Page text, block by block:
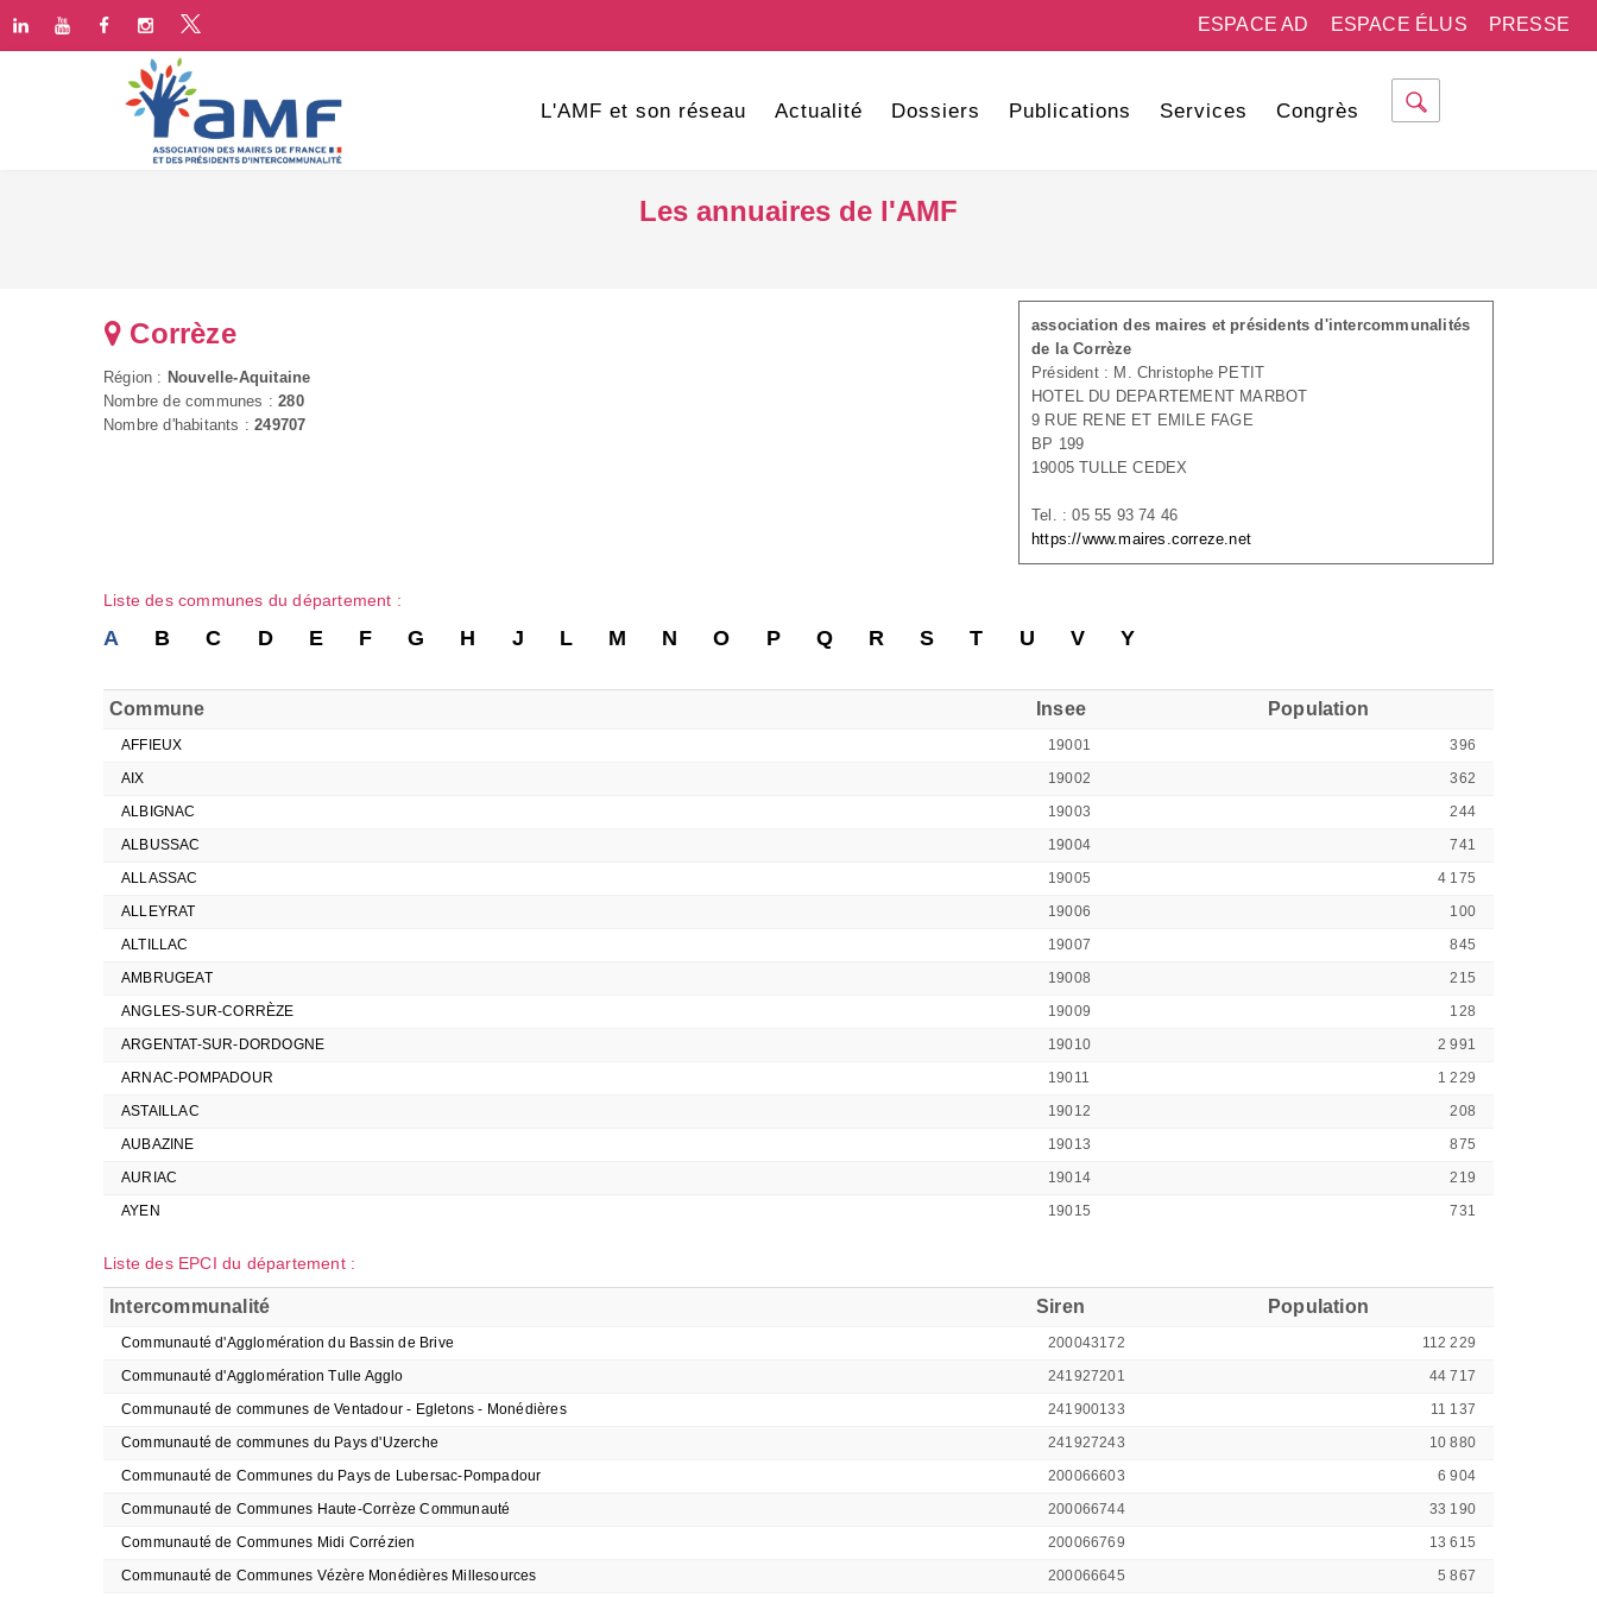
PRESSE
ESPACE ÉLUS
ESPACE AD
L'AMF et son réseau Actualité Dossiers Publications Services Congrès
Les annuaires de l'AMF
association des maires et présidents d'intercommunalités
de la Corrèze
Président : M. Christophe PETIT
HOTEL DU DEPARTEMENT MARBOT
9 RUE RENE ET EMILE FAGE
BP 199
19005 TULLE CEDEX
Tel. : 05 55 93 74 46
https://www.maires.correze.net
Corrèze
Région : Nouvelle-Aquitaine
Nombre de communes :280
Nombre d'habitants :249707
Liste des communes du département :
A B C D E F G H J L M N O P Q R S T U V Y
Commune Insee Population
AFFIEUX 19001
396
AIX
19002
362
ALBIGNAC
19003
244
ALBUSSAC
19004
741
ALLASSAC
19005
4 175
ALLEYRAT
19006
100
ALTILLAC
19007
845
AMBRUGEAT
19008
215
ANGLES-SUR-CORRÈZE
19009
128
ARGENTAT-SUR-DORDOGNE
19010
2 991
ARNAC-POMPADOUR
19011
1 229
ASTAILLAC
19012
208
AUBAZINE
19013
875
AURIAC
19014
219
AYEN
19015 731
Liste des EPCI du département :
Intercommunalité Siren Population
Communauté d'Agglomération du Bassin de Brive 200043172
112 229
Communauté d'Agglomération Tulle Agglo
241927201
44 717
Communauté de communes de Ventadour - Egletons - Monédières
241900133
11 137
Communauté de communes du Pays d'Uzerche
241927243
10 880
Communauté de Communes du Pays de Lubersac-Pompadour
200066603
6 904
Communauté de Communes Haute-Corrèze Communauté
200066744
33 190
Communauté de Communes Midi Corrézien
200066769
13 615
Communauté de Communes Vézère Monédières Millesources
200066645 5 867